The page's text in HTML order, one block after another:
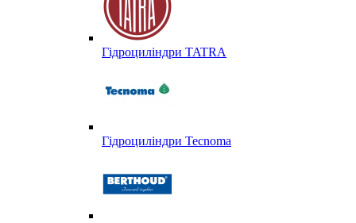
Гідроциліндри TATRA
Гідроциліндри Tecnoma